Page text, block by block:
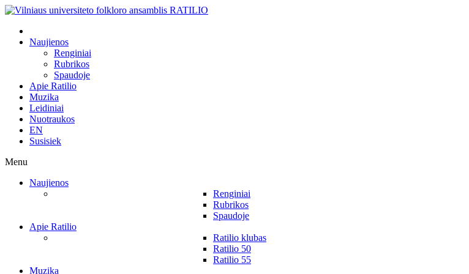
Naujienos
Renginiai
Rubrikos
Spaudoje
Apie Ratilio
Muzika
Leidiniai
Nuotraukos
EN
Susisiek
Menu
Naujienos
Renginiai
Rubrikos
Spaudoje
Apie Ratilio
Ratilio klubas
Ratilio 50
Ratilio 55
Muzika